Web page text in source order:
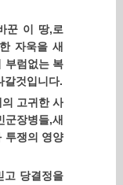
꾼 이 땅,로
자욱을 새
부럼없는 복
갈것입니다.
고귀한 사
군장병들,새
투쟁의 영양
고 당결정을